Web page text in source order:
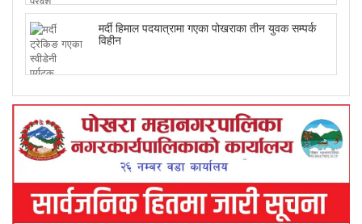
मर्दी हिमाल पदयात्रामा गएका पोखराका तीन युवक सम्पर्क
विहीन